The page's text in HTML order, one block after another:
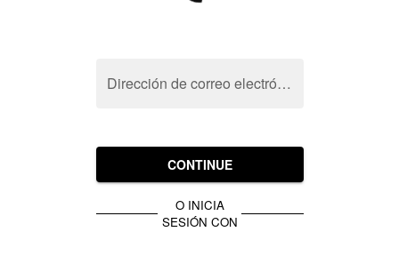
Dirección de correo electrónico
CONTINUE
O INICIA
SESIÓN CON